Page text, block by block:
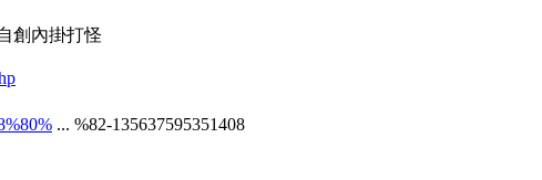
創內掛打怪
... %82-135637595351408